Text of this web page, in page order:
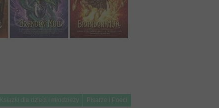
Książki dla dzieci i młodzieży Pisarze i Poeci